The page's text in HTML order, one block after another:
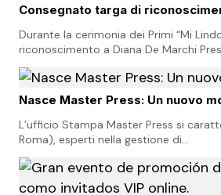
Consegnato targa di
Durante la cerimonia dei Primi “Mi
riconoscimento a Diana De Marchi
Nasce Master Press: Un nuovo
L’ufficio Stampa Master Press si
Roma), esperti nella gestione di…